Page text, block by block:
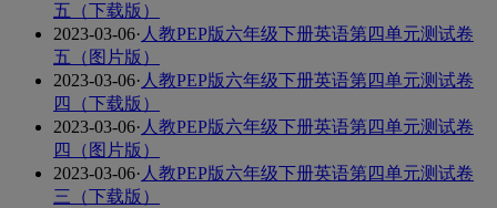
五（下载版）
2023-03-06· 人教PEP版六年级下册英语第四单元测试卷
五（图片版）
2023-03-06· 人教PEP版六年级下册英语第四单元测试卷
四（下载版）
2023-03-06· 人教PEP版六年级下册英语第四单元测试卷
四（图片版）
2023-03-06· 人教PEP版六年级下册英语第四单元测试卷
三（下载版）